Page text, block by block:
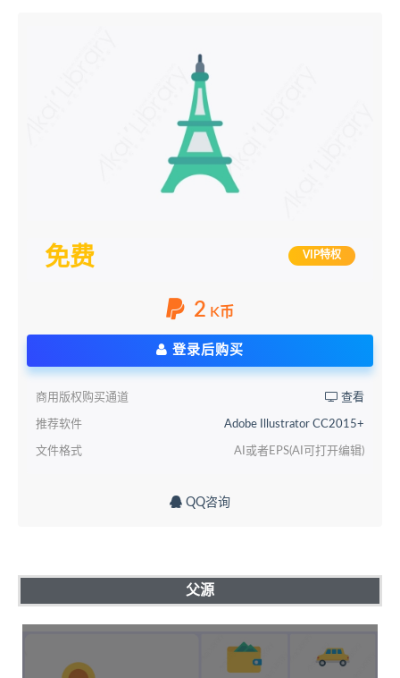
免费 VIP特权
2 K币
登录后购买
商用版权购买通道 查看
推荐软件 Adobe Illustrator CC2015+
文件格式 AI或者EPS(AI可打开编辑)
QQ咨询
父源